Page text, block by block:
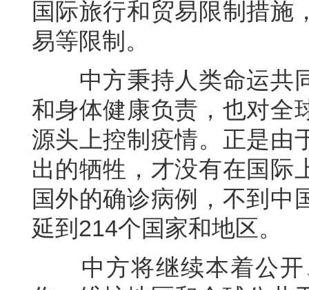
国际旅行和贸易限制措施
易等限制。
中方秉持人类命运共同
和身体健康负责，也对全
源头上控制疫情。正是由
出的牺牲，才没有在国际
国外的确诊病例，不到中
延到214个国家和地区。
中方将继续本着公开